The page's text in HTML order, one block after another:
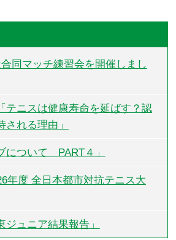
同マッチ練習会を開催しまし
テニスは健康寿命を延ばす？認
れる理由」
について PART４」
年度 全日本都市対抗テニス大
ュニア結果報告」